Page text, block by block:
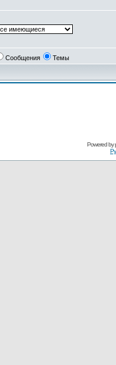
Сообщения Темы
Powered by